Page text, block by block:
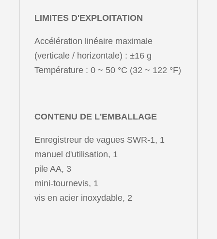
LIMITES D'EXPLOITATION
Accélération linéaire maximale
(verticale / horizontale) : ±16 g
Température : 0 ~ 50 °C (32 ~ 122 °F)
CONTENU DE L'EMBALLAGE
Enregistreur de vagues SWR-1, 1
manuel d'utilisation, 1
pile AA, 3
mini-tournevis, 1
vis en acier inoxydable, 2